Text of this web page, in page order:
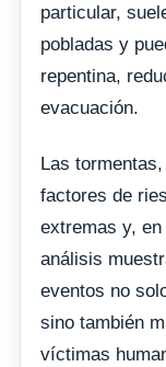
particular,
pobladas y
repentina,
evacuación.
Las
factores de
extremas y,
análisis
eventos no
sino también
víctimas